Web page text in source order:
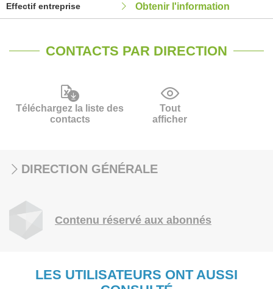
Effectif entreprise Obtenir l'information
CONTACTS PAR DIRECTION
Téléchargez la liste des
contacts
Tout
afficher
DIRECTION GÉNÉRALE
Contenu réservé aux abonnés
LES UTILISATEURS ONT AUSSI